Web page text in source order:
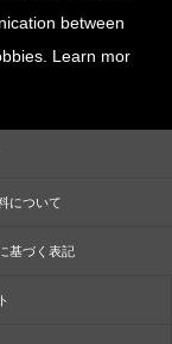
between
Learn mor
について
基づく表記